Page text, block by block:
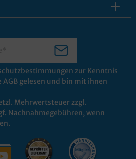
zur Kenntnis
AGB gelesen und bin mit ihnen
Mehrwertsteuer zzgl.
Nachnahmegebühren, wenn